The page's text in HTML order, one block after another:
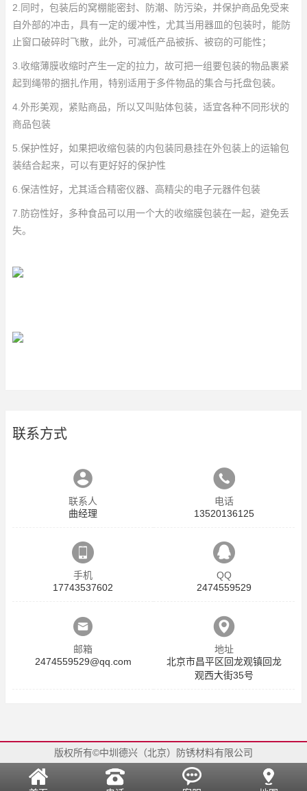
2.同时，包装后的窝棚能密封、防潮、防污染，并保护商品免受来
自外部的冲击，具有一定的缓冲性，尤其当用器皿的包装时，能防
止窗口破碎时飞散，此外，可减低产品被拆、被窃的可能性；
3.收缩薄膜收缩时产生一定的拉力，故可把一组要包装的物品裹紧
起到绳带的捆扎作用，特别适用于多件物品的集合与托盘包装。
4.外形美观，紧贴商品，所以又叫贴体包装，适宜各种不同形状的
商品包装
5.保护性好，如果把收缩包装的内包装同悬挂在外包装上的运输包
装结合起来，可以有更好好的保护性
6.保洁性好，尤其适合精密仪器、高精尖的电子元器件包装
7.防窃性好，多种食品可以用一个大的收缩膜包装在一起，避免丢
失。
联系方式
联系人
曲经理
电话
13520136125
手机
17743537602
QQ
2474559529
邮箱
2474559529@qq.com
地址
北京市昌平区回龙观镇回龙
观西大街35号
版权所有©中圳德兴（北京）防锈材料有限公司